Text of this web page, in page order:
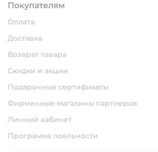
Покупателям
Оплата
Доставка
Возврат товара
Скидки и акции
Подарочные сертификаты
Фирменные магазины партнеров
Личный кабинет
Программа лояльности